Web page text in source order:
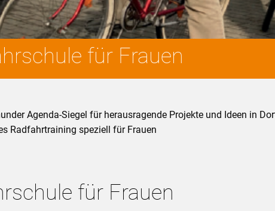
für Frauen
Agenda-Siegel für herausragende Projekte und Ideen in
Radfahrtraining speziell für Frauen
für Frauen